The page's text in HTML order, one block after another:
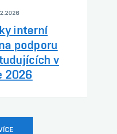
interní
podporu
v
2026